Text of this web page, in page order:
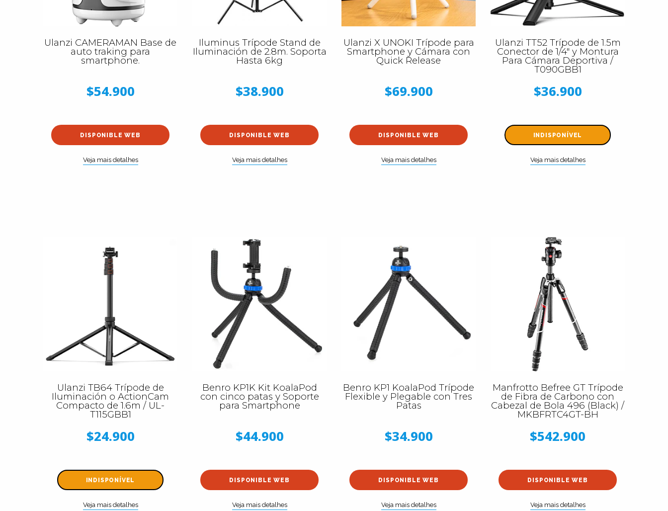
Ulanzi CAMERAMAN Base de
auto traking para
smartphone.
$54.900
DISPONIBLE WEB
Veja mais detalhes
Iluminus Trípode Stand de
Iluminación de 2.8m. Soporta
Hasta 6kg
$38.900
DISPONIBLE WEB
Veja mais detalhes
Ulanzi X UNOKI Trípode para
Smartphone y Cámara con
Quick Release
$69.900
DISPONIBLE WEB
Veja mais detalhes
Ulanzi TT52 Trípode de 1.5m
Conector de 1/4" y Montura
Para Cámara Deportiva /
T090GBB1
$36.900
INDISPONÍVEL
Veja mais detalhes
Ulanzi TB64 Trípode de
Iluminación o ActionCam
Compacto de 1.6m / UL-
T115GBB1
$24.900
INDISPONÍVEL
Veja mais detalhes
Benro KP1K Kit KoalaPod
con cinco patas y Soporte
para Smartphone
$44.900
DISPONIBLE WEB
Veja mais detalhes
Benro KP1 KoalaPod Trípode
Flexible y Plegable con Tres
Patas
$34.900
DISPONIBLE WEB
Veja mais detalhes
Manfrotto Befree GT Trípode
de Fibra de Carbono con
Cabezal de Bola 496 (Black) /
MKBFRTC4GT-BH
$542.900
DISPONIBLE WEB
Veja mais detalhes